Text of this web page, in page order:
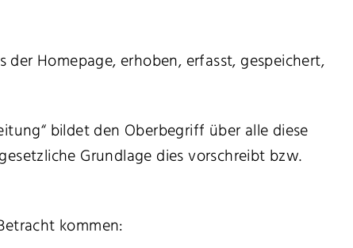
Homepage, erhoben, erfasst, gespeichert,
bildet den Oberbegriff über alle diese
Grundlage dies vorschreibt bzw.
kommen: